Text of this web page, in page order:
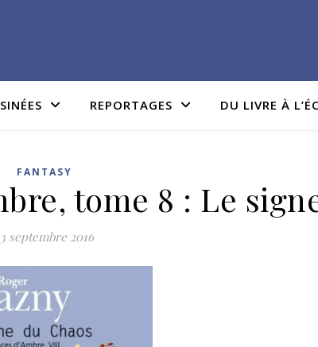
REPORTAGES DU LIVRE À
FANTASY
tome 8 : Le
septembre 2016